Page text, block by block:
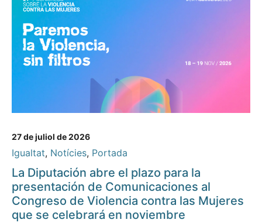
27 de juliol de 2026
Igualtat, Notícies, Portada
La Diputación abre el plazo para la
presentación de Comunicaciones al
Congreso de Violencia contra las Mujeres
que se celebrará en noviembre